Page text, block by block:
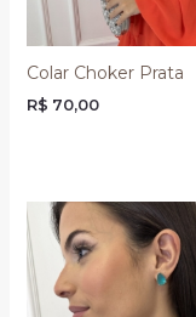
Colar Choker Prata
R$ 70,00